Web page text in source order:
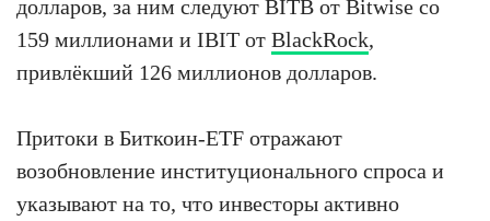
долларов, за ним следуют BITB от Bitwise со
159 миллионами и IBIT от BlackRock,
привлёкший 126 миллионов долларов.
Притоки в Биткоин-ETF отражают
возобновление институционального спроса и
указывают на то, что инвесторы активно